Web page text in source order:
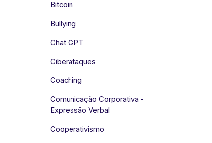
Bitcoin
Bullying
Chat GPT
Ciberataques
Coaching
Comunicação Corporativa -
Expressão Verbal
Cooperativismo